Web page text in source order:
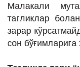
Малакали
тагликлар
зарар
сон